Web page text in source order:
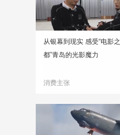
从银幕到现实 感受“电影之
都”青岛的光影魔力
消费主张